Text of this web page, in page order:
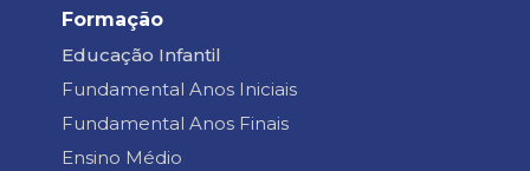
Formação
Educação Infantil
Fundamental Anos Iniciais
Fundamental Anos Finais
Ensino Médio